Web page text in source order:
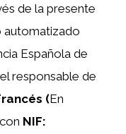
de la presente
automatizado
Española de
responsable de
(En
con NIF: